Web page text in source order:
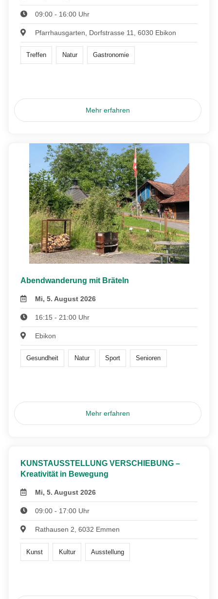
09:00 - 16:00 Uhr
Pfarrhausgarten, Dorfstrasse 11, 6030 Ebikon
Treffen Natur Gastronomie
Mehr erfahren
Abendwanderung mit Bräteln
Mi, 5. August 2026
16:15 - 21:00 Uhr
Ebikon
Gesundheit Natur Sport Senioren
Mehr erfahren
KUNSTAUSSTELLUNG VERSCHIEBUNG –
Kreativität in Bewegung
Mi, 5. August 2026
09:00 - 17:00 Uhr
Rathausen 2, 6032 Emmen
Kunst Kultur Ausstellung